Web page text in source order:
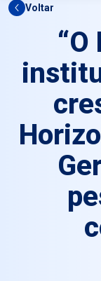
Voltar